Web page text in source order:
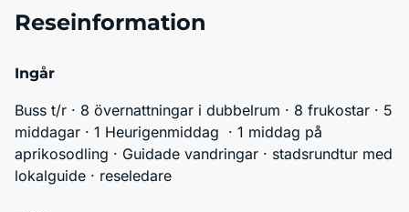
Reseinformation
Ingår
Buss t/r · 8 övernattningar i dubbelrum · 8 frukostar · 5
middagar · 1 Heurigenmiddag  · 1 middag på
aprikosodling · Guidade vandringar · stadsrundtur med
lokalguide · reseledare